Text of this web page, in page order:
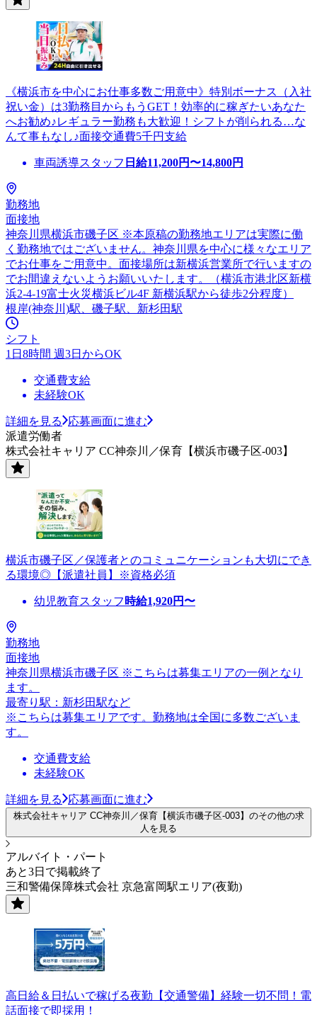
《横浜市を中心にお仕事多数ご用意中》特別ボーナス（入社
祝い金）は3勤務目からもうGET！効率的に稼ぎたいあなた
へお勧め♪レギュラー勤務も大歓迎！シフトが削られる…な
んて事もなし♪面接交通費5千円支給
車両誘導スタッフ 日給11,200円〜14,800円
勤務地
面接地
神奈川県横浜市磯子区 ※本原稿の勤務地エリアは実際に働
く勤務地ではございません。神奈川県を中心に様々なエリア
でお仕事をご用意中。面接場所は新横浜営業所で行いますの
でお間違えないようお願いいたします。（横浜市港北区新横
浜2-4-19富士火災横浜ビル4F 新横浜駅から徒歩2分程度）
根岸(神奈川)駅、磯子駅、新杉田駅
シフト
1日8時間 週3日からOK
交通費支給
未経験OK
詳細を見る
応募画面に進む
派遣労働者
株式会社キャリア CC神奈川／保育【横浜市磯子区-003】
横浜市磯子区／保護者とのコミュニケーションも大切にでき
る環境◎【派遣社員】※資格必須
幼児教育スタッフ 時給1,920円〜
勤務地
面接地
神奈川県横浜市磯子区 ※こちらは募集エリアの一例となり
ます。
最寄り駅：新杉田駅など
※こちらは募集エリアです。勤務地は全国に多数ございま
す。
交通費支給
未経験OK
詳細を見る 応募画面に進む
株式会社キャリア CC神奈川／保育【横浜市磯子区-003】のその他の求
人を見る
アルバイト・パート
あと3日で掲載終了
三和警備保障株式会社 京急富岡駅エリア(夜勤)
高日給＆日払いで稼げる夜勤【交通警備】経験一切不問！電
話面接で即採用！